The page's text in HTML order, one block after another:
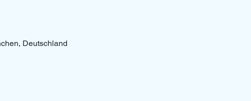
Deutschland